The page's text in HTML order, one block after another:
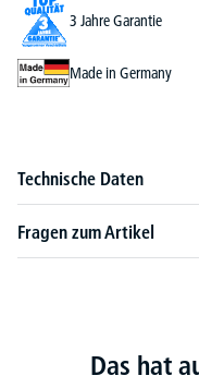
3 Jahre Garantie
Made in Germany
Technische Daten
Fragen zum Artikel
Das hat